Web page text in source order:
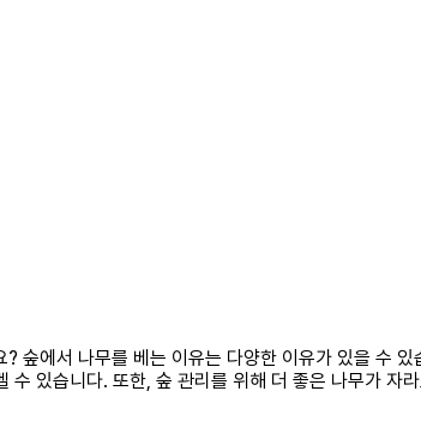
숲에서 나무를 베는 이유는 다양한 이유가 있을 수
있습니다. 또한, 숲 관리를 위해 더 좋은 나무가 자